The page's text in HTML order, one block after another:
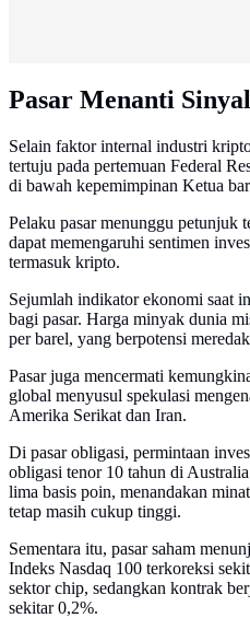
Pasar Menanti
Selain faktor internal industri
tertuju pada pertemuan Federal
di bawah kepemimpinan Ketua
Pelaku pasar menunggu petunjuk
dapat memengaruhi sentimen
termasuk kripto.
Sejumlah indikator ekonomi saat
bagi pasar. Harga minyak dunia
per barel, yang berpotensi
Pasar juga mencermati
global menyusul spekulasi
Amerika Serikat dan Iran.
Di pasar obligasi, permintaan
obligasi tenor 10 tahun di
lima basis poin, menandakan
tetap masih cukup tinggi.
Sementara itu, pasar saham
Indeks Nasdaq 100 terkoreksi
sektor chip, sedangkan kontrak
sekitar 0,2%.